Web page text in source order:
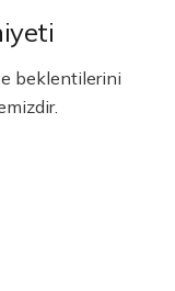
beklentilerini